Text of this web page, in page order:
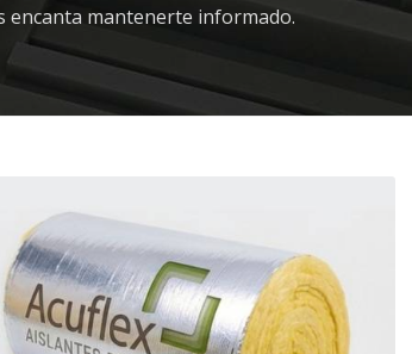
encanta mantenerte informado.